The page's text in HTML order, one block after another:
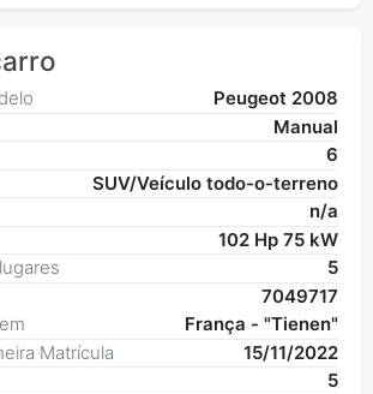
Peugeot 2008
Manual
6
SUV/Veículo todo-o-terreno
n/a
102 Hp 75 kW
5
7049717
França - "Tienen"
Matrícula
15/11/2022
5